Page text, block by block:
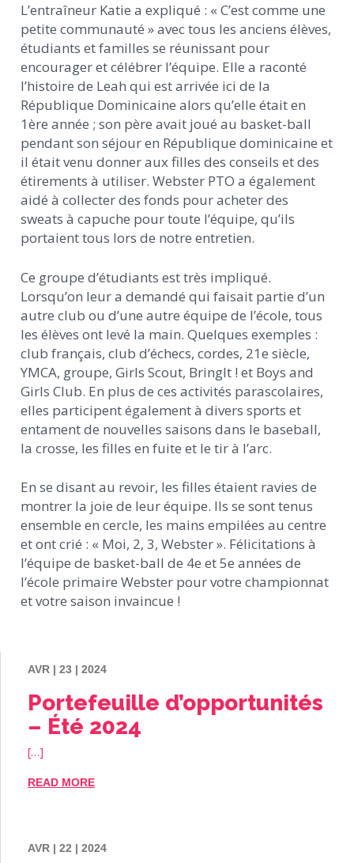
L’entraîneur Katie a expliqué : « C’est comme une
petite communauté » avec tous les anciens élèves,
étudiants et familles se réunissant pour
encourager et célébrer l’équipe. Elle a raconté
l’histoire de Leah qui est arrivée ici de la
République Dominicaine alors qu’elle était en
1ère année ; son père avait joué au basket-ball
pendant son séjour en République dominicaine et
il était venu donner aux filles des conseils et des
étirements à utiliser. Webster PTO a également
aidé à collecter des fonds pour acheter des
sweats à capuche pour toute l’équipe, qu’ils
portaient tous lors de notre entretien.
Ce groupe d’étudiants est très impliqué.
Lorsqu’on leur a demandé qui faisait partie d’un
autre club ou d’une autre équipe de l’école, tous
les élèves ont levé la main. Quelques exemples :
club français, club d’échecs, cordes, 21e siècle,
YMCA, groupe, Girls Scout, BringIt ! et Boys and
Girls Club. En plus de ces activités parascolaires,
elles participent également à divers sports et
entament de nouvelles saisons dans le baseball,
la crosse, les filles en fuite et le tir à l’arc.
En se disant au revoir, les filles étaient ravies de
montrer la joie de leur équipe. Ils se sont tenus
ensemble en cercle, les mains empilées au centre
et ont crié : « Moi, 2, 3, Webster ». Félicitations à
l’équipe de basket-ball de 4e et 5e années de
l’école primaire Webster pour votre championnat
et votre saison invaincue !
AVR | 23 | 2024
Portefeuille d’opportunités
– Été 2024
[…]
READ MORE
AVR | 22 | 2024